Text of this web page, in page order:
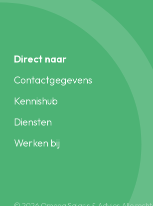
Direct naar
Contactgegevens
Kennishub
Diensten
Werken bij